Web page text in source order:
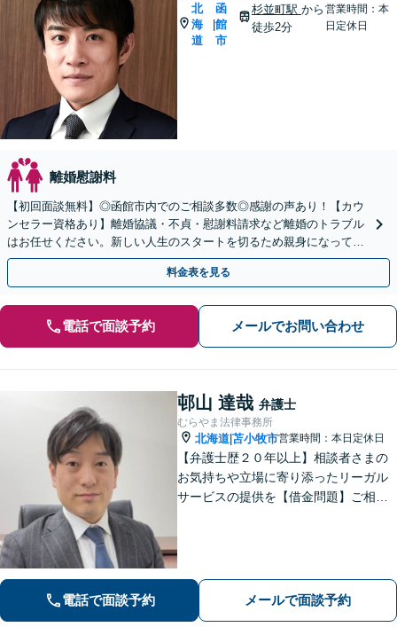
北
海
道
|
函
館
市
杉並町駅 から
徒歩2分
営業時間：本
日定休日
離婚慰謝料
【初回面談無料】◎函館市内でのご相談多数◎感謝の声あり！【カウ
ンセラー資格あり】離婚協議・不貞・慰謝料請求など離婚のトラブル
はお任せください。新しい人生のスタートを切るため親身になって対
応します。【夜間・休日対応可能】【弁護士歴13年以上】
料金表を見る
電話で面談予約 メールでお問い合わせ
邨山 達哉 弁護士
むらやま法律事務所
北海道 苫小牧市営業時間：本日定休日
【弁護士歴２０年以上】相談者さまの
お気持ちや立場に寄り添ったリーガル
サービスの提供を【借金問題】ご相談
電話で面談予約 メールで面談予約